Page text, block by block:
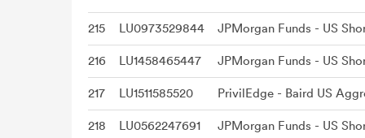
215 LU0973529844
216 LU1458465447
217 LU1511585520
218 LU0562247691